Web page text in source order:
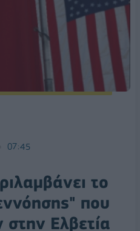
07:45
το
που
Ελβετία